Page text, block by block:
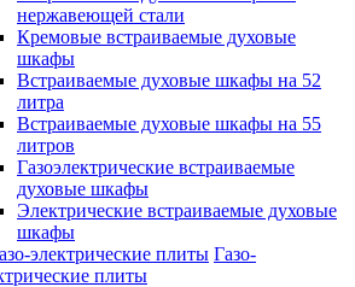
нержавеющей стали
Кремовые встраиваемые духовые
шкафы
Встраиваемые духовые шкафы на 52
литра
Встраиваемые духовые шкафы на 55
литров
Газоэлектрические встраиваемые
духовые шкафы
Электрические встраиваемые духовые
шкафы
Газо-
плиты